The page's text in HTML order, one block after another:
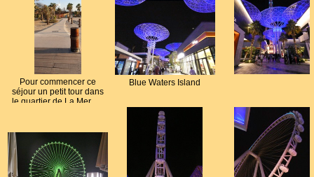
Pour commencer ce
séjour un petit tour dans
le quartier de La Mer .....
Blue Waters Island